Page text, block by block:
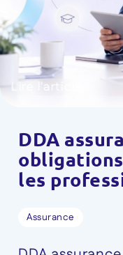
Lire l'article
DDA
les
Assurance